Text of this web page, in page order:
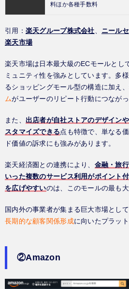
料ほか各種手数料
引用： 楽天グループ株式会社 ニール
楽天市場
楽天市場は日本最大級のECモールとし
ミュニティ性を強みとしています。多
るショッピングモール型の構造に加え、
ムがユーザーのリピート行動につながっ
また、 出店者が自社ストアのデザイン
スタマイズできる点も特徴で、単なる
ド価値の訴求にも強みがあります。
楽天経済圏との連携により、 金融・旅
いった複数のサービス利用がポイント
を広げやすいのは、このモールの最も
国内外の事業者が集まる巨大市場とし
長期的な顧客関係形成に向いたプラッ
②Amazon